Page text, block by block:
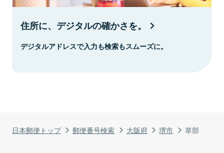
日本郵便トップ 郵便番号検索 大阪府 堺市 草部
住所に、デジタルの確かさを。
デジタルアドレスで入力も検索もスムーズに。